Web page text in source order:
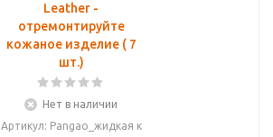
Leather -
отремонтируйте
кожаное изделие ( 7
шт.)
Нет в наличии
Артикул: Pangao_жидкая к